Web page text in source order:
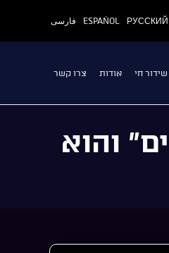
РУССКИЙ
ESPAÑOL فارسی
שידור חי אודות צרו קשר
והוא